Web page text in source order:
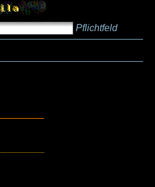
Pflichtfeld